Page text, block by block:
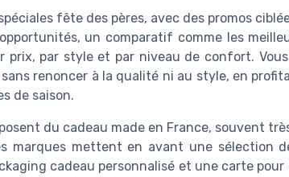
fête des pères, avec des promos
un comparatif comme les
prix, par style et par niveau de confort.
renoncer à la qualité ni au style, en
de saison.
du cadeau made en France, souvent
marques mettent en avant une sélection
cadeau personnalisé et une carte pour